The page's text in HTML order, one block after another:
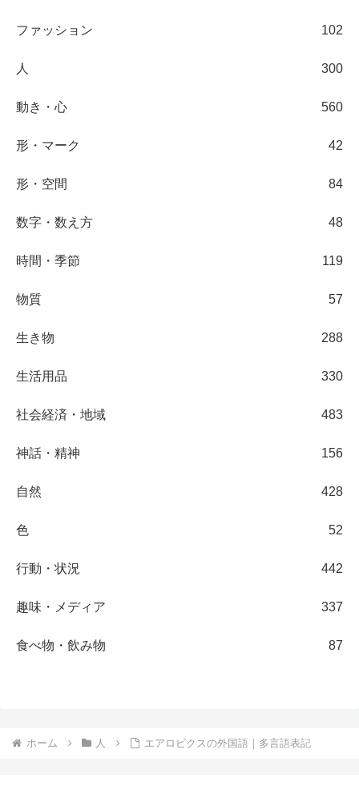
ファッション 102
人 300
動き・心 560
形・マーク 42
形・空間 84
数字・数え方 48
時間・季節 119
物質 57
生き物 288
生活用品 330
社会経済・地域 483
神話・精神 156
自然 428
色 52
行動・状況 442
趣味・メディア 337
食べ物・飲み物 87
ホーム 人 エアロビクスの外国語｜多言語表記